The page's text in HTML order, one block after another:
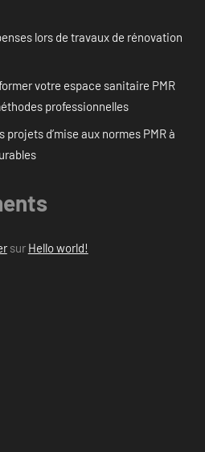
lors de travaux de rénovation
votre espace sanitaire PMR
professionnelles
d’mise aux normes PMR à
sur Hello world!